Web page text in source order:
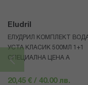
Eludril
ЕЛУДРИЛ КОМПЛЕКТ
УСТА КЛАСИК 500МЛ 1+1
СПЕЦИАЛНА ЦЕНА А
20,45 € / 40.00 лв.